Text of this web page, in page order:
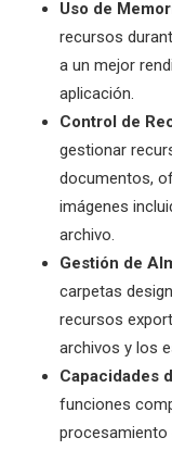
Uso de
recursos
a un mejor
aplicación.
Control de
gestionar
documentos,
imágenes
archivo.
Gestión de
carpetas
recursos
archivos y los
Capacidades
funciones
procesamiento